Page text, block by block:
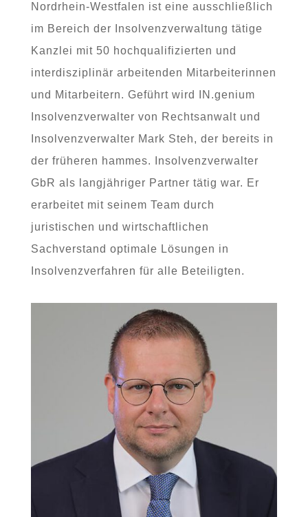
Nordrhein-Westfalen ist eine ausschließlich
im Bereich der Insolvenzverwaltung tätige
Kanzlei mit 50 hochqualifizierten und
interdisziplinär arbeitenden Mitarbeiterinnen
und Mitarbeitern. Geführt wird IN.genium
Insolvenzverwalter von Rechtsanwalt und
Insolvenzverwalter Mark Steh, der bereits in
der früheren hammes. Insolvenzverwalter
GbR als langjähriger Partner tätig war. Er
erarbeitet mit seinem Team durch
juristischen und wirtschaftlichen
Sachverstand optimale Lösungen in
Insolvenzverfahren für alle Beteiligten.